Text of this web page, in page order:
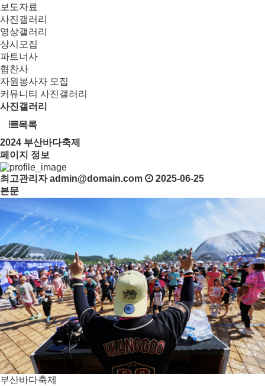
보도자료
사진갤러리
영상갤러리
상시모집
파트너사
협찬사
자원봉사자 모집
커뮤니티 사진갤러리
사진갤러리
목록
2024 부산바다축제
페이지 정보
최고관리자 admin@domain.com
2025-06-25
본문
부산바다축제